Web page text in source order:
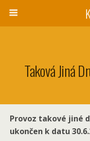
Taková Jiná
Provoz takové jiné
ukončen k datu